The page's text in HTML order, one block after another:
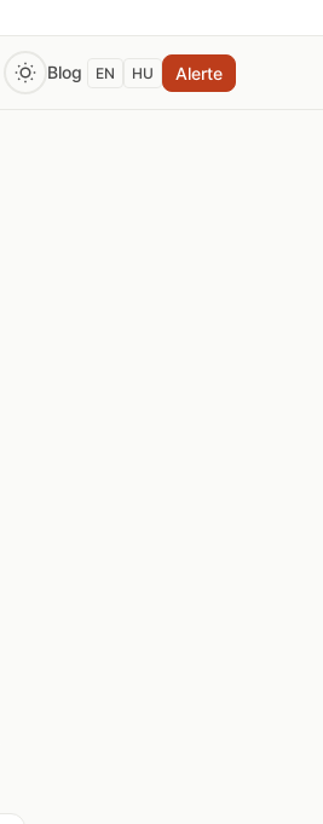
Blog EN HU Alerte